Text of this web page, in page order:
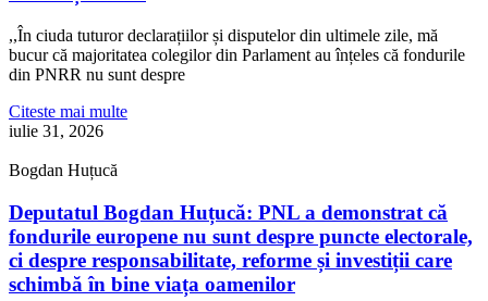
,,În ciuda tuturor declarațiilor și disputelor din ultimele zile, mă
bucur că majoritatea colegilor din Parlament au înțeles că fondurile
din PNRR nu sunt despre
Citeste mai multe
iulie 31, 2026
Bogdan Huțucă
Deputatul Bogdan Huțucă: PNL a demonstrat că
fondurile europene nu sunt despre puncte electorale,
ci despre responsabilitate, reforme și investiții care
schimbă în bine viața oamenilor